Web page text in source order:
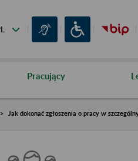
Pracujący
Jak dokonać zgłoszenia o pracy w